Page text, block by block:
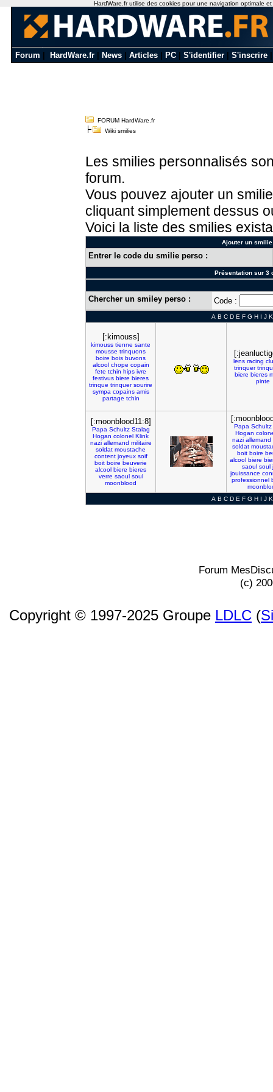
Forum HardWare.fr News Articles PC S'identifier S'inscrire
FORUM HardWare.fr
Wiki smilies
Les smilies personnalisés
forum.
Vous pouvez ajouter un
cliquant simplement dessus
Voici la liste des smilies
Ajouter un
Entrer le code du smilie perso :
Présentation sur 3
Chercher un smiley perso : Code :
A B C D E F G H I J K
[:kimouss]
kimouss tienne sante
mousse trinquons
boire bois buvons
alcool chope copain
fete tchin hips ivre
festivus biere bieres
trinque trinquer sourire
sympa copains amis
partage tchin
lens racing
trinquer
biere bieres
pinte
[:moonblood11:8]
Papa Schultz Stalag
Hogan colonel Klink
nazi allemand militaire
soldat moustache
content joyeux soif
boit boire beuverie
alcool biere bieres
verre saoul soul
moonblood
Papa Schultz
Hogan
nazi allemand
soldat
boit boire
alcool biere
saoul soul
jouissance
professionnel
A B C D E F G H I J K
Forum
(c)
Copyright © 1997-2025 Groupe LDLC (
HardWare.fr utilise des cookies pour une navigation optimale